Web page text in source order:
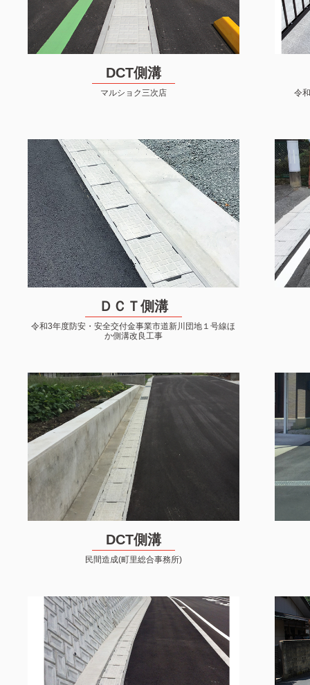
DCT側溝
マルショク三次店 令
ＤＣＴ側溝
令和3年度防安・安全交付金事業市道新川団地１号線ほ
か側溝改良工事
DCT側溝
民間造成(町里総合事務所)